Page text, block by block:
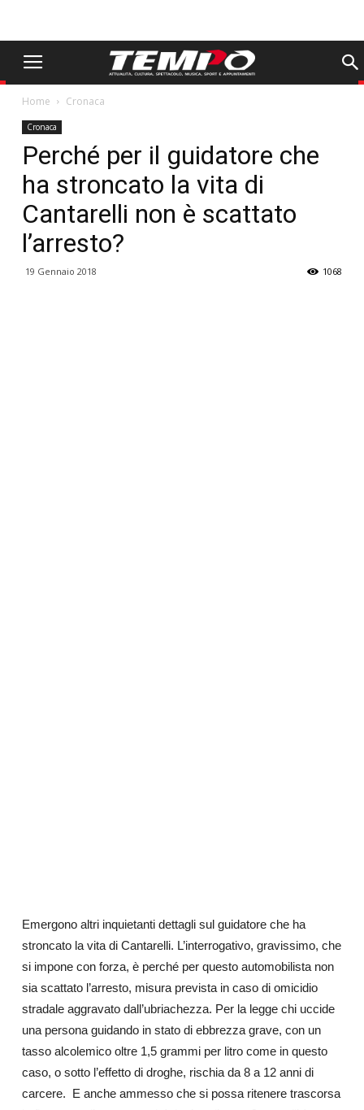
Home Cronaca
Cronaca
Perché per il guidatore che
ha stroncato la vita di
Cantarelli non è scattato
l’arresto?
19 Gennaio 2018 1068
Emergono altri inquietanti dettagli sul guidatore che ha
stroncato la vita di Cantarelli. L’interrogativo, gravissimo, che
si impone con forza, è perché per questo automobilista non
sia scattato l’arresto, misura prevista in caso di omicidio
stradale aggravato dall’ubriachezza. Per la legge chi uccide
una persona guidando in stato di ebbrezza grave, con un
tasso alcolemico oltre 1,5 grammi per litro come in questo
caso, o sotto l’effetto di droghe, rischia da 8 a 12 anni di
carcere. E anche ammesso che si possa ritenere trascorsa